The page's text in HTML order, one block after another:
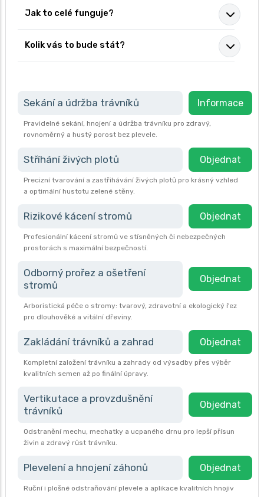
Jak to celé funguje?
Kolik vás to bude stát?
Sekání a údržba trávníků Informace
Pravidelné sekání, hnojení a údržba trávníku pro zdravý,
rovnoměrný a hustý porost bez plevele.
Stříhání živých plotů Objednat
Precizní tvarování a zastřihávání živých plotů pro krásný vzhled
a optimální hustotu zelené stěny.
Rizikové kácení stromů Objednat
Profesionální kácení stromů ve stísněných či nebezpečných
prostorách s maximální bezpečností.
Odborný prořez a ošetření
stromů
Objednat
Arboristická péče o stromy: tvarový, zdravotní a ekologický řez
pro dlouhověké a vitální dřeviny.
Zakládání trávníků a zahrad Objednat
Kompletní založení trávníku a zahrady od výsadby přes výběr
kvalitních semen až po finální úpravy.
Vertikutace a provzdušnění
trávníků
Objednat
Odstranění mechu, mechatky a ucpaného drnu pro lepší přísun
živin a zdravý růst trávníku.
Plevelení a hnojení záhonů Objednat
Ruční i plošné odstraňování plevele a aplikace kvalitních hnojiv